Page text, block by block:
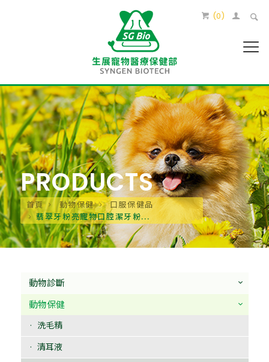
(0)
PRODUCTS
首頁 動物保健
口服保健品
翡翠牙粉亮寵物口腔潔牙粉...
動物診斷
動物保健
洗毛精
清耳液